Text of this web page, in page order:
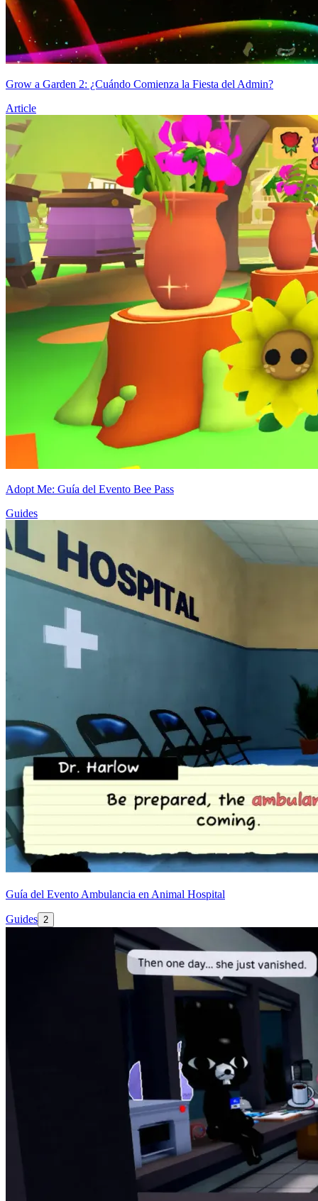
Grow a Garden 2: ¿Cuándo Comienza la Fiesta del Admin?
Article
Adopt Me: Guía del Evento Bee Pass
Guides
Guía del Evento Ambulancia en Animal Hospital
Guides 2